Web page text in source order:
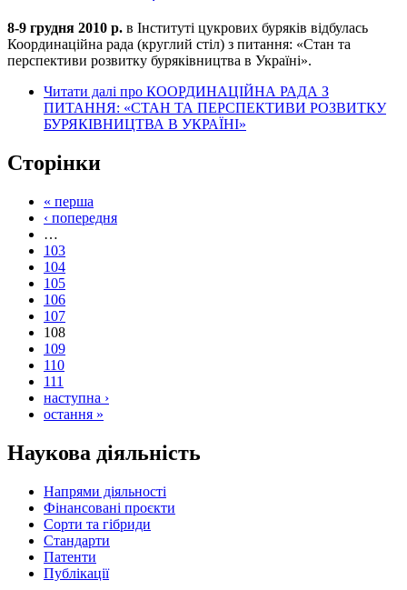
8-9 грудня 2010 р. в Інституті цукрових буряків відбулась
Координаційна рада (круглий стіл) з питання: «Стан та
перспективи розвитку буряківництва в Україні».
Читати далі про КООРДИНАЦІЙНА РАДА З
ПИТАННЯ: «СТАН ТА ПЕРСПЕКТИВИ РОЗВИТКУ
БУРЯКІВНИЦТВА В УКРАЇНІ»
Сторінки
« перша
‹ попередня
…
103
104
105
106
107
108
109
110
111
наступна ›
остання »
Наукова діяльність
Напрями діяльності
Фінансовані проєкти
Сорти та гібриди
Стандарти
Патенти
Публікації